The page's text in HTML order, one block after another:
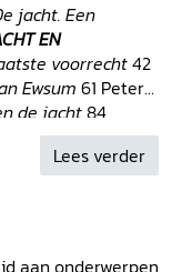
jacht. Een
EN
voorrecht42
Ewsum 61 Peter
de jacht84
eeuw104
rond 1900
Yme
Lees verder